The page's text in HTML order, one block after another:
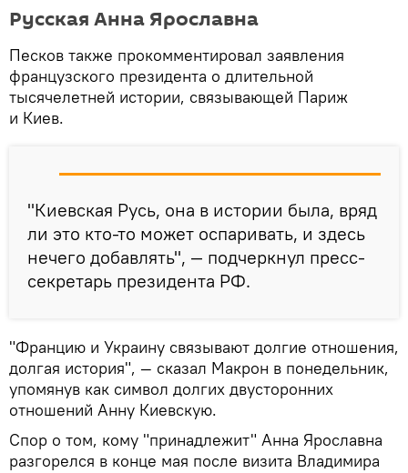
Русская Анна Ярославна
Песков также прокомментировал заявления
французского президента о длительной
тысячелетней истории, связывающей Париж
и Киев.
"Киевская Русь, она в истории была, вряд
ли это кто-то может оспаривать, и здесь
нечего добавлять", — подчеркнул пресс-
секретарь президента РФ.
"Францию и Украину связывают долгие отношения,
долгая история", — сказал Макрон в понедельник,
упомянув как символ долгих двусторонних
отношений Анну Киевскую.
Спор о том, кому "принадлежит" Анна Ярославна
разгорелся в конце мая после визита Владимира